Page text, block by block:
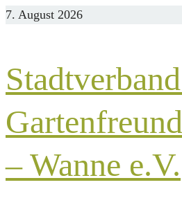
Zurück
7. August 2026
– Wanne e.V.